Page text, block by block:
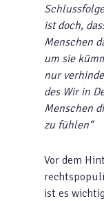
ist doch,
Menschen
um sie
nur
des Wir in
Menschen
zu fühlen“
Vor dem
ist es